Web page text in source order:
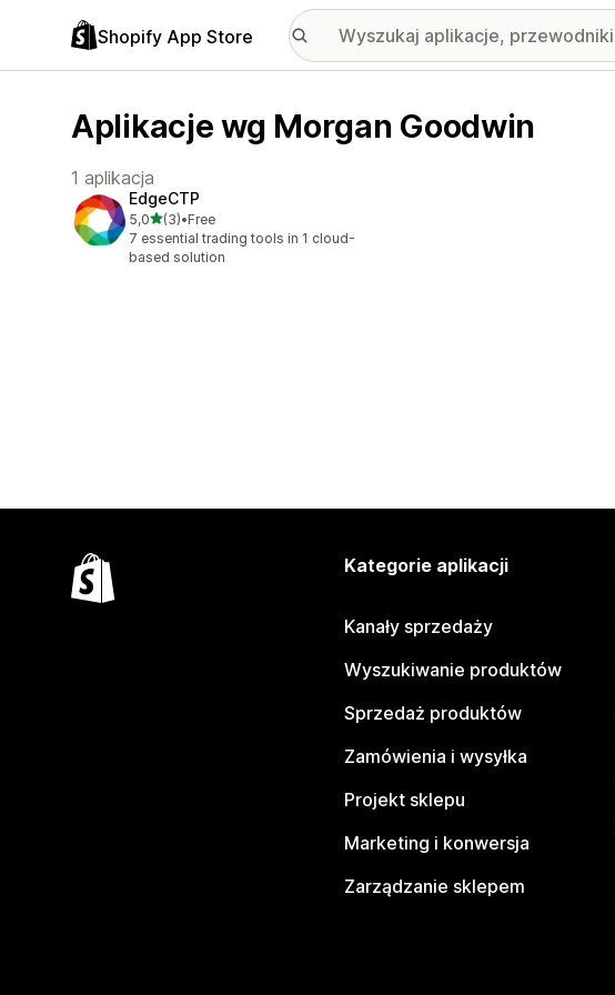
Shopify App Store
Aplikacje wg Morgan Goodwin
1 aplikacja
EdgeCTP
5,0na 5 gwiazdek
(3)
Łączna liczba recenzji: 3
•Free
7 essential trading tools in 1 cloud-
based solution
Kategorie aplikacji
Kanały sprzedaży
Wyszukiwanie produktów
Sprzedaż produktów
Zamówienia i wysyłka
Projekt sklepu
Marketing i konwersja
Zarządzanie sklepem